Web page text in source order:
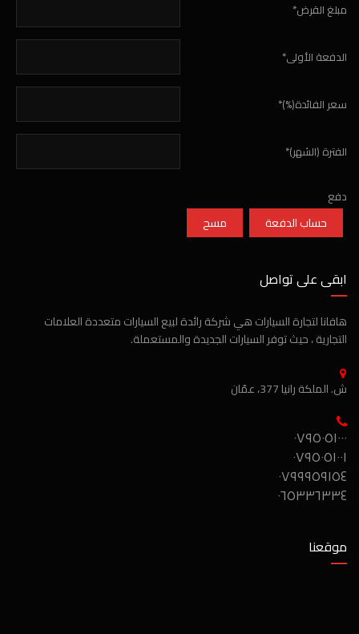
مبلغ القرض*
الدفعة الأولى*
سعر الفائدة(%)*
الفترة (الشهر)*
دفع
حساب الدفعة مسح
ابقى على تواصل
هافانا لتجارة السيارات هي شركة رائدة لبيع السيارات متعددة العلامات
التجارية ، حيث توفر السيارات الجديدة والمستعملة.
ش. الملكة رانيا 377، عمّان
٠٧٩٥٠٥١٠٠٠
٠٧٩٥٠٥١٠٠١
٠٧٩٩٩٥٩١٥٤
٠٦٥٣٣٦٣٣٤
موقعنا